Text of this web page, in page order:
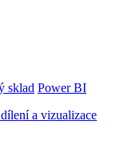
sklad Power BI
a vizualizace